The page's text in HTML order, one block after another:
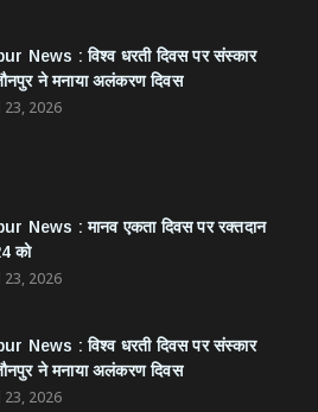
News : विश्व धरती दिवस पर संस्कार
ने मनाया अलंकरण दिवस
2026
News : ​मानव एकता दिवस पर रक्तदान
को
2026
News : विश्व धरती दिवस पर संस्कार
ने मनाया अलंकरण दिवस
2026